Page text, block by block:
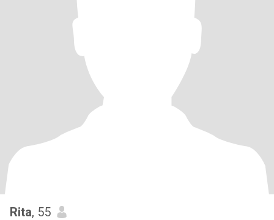
Rita, 55